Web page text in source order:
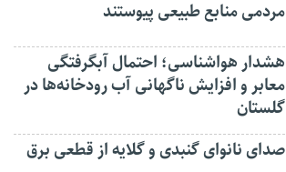
مردمی منابع طبیعی پیوستند
هشدار هواشناسی؛ احتمال آبگرفتگی
معابر و افزایش ناگهانی آب رودخانه‌ها در
گلستان
صدای نانوای گنبدی و گلایه از قطعی برق